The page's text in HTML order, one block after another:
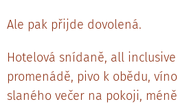
Ale pak přijde dovolená.
Hotelová snídaně, all
promenádě, pivo k obědu,
slaného večer na pokoji,